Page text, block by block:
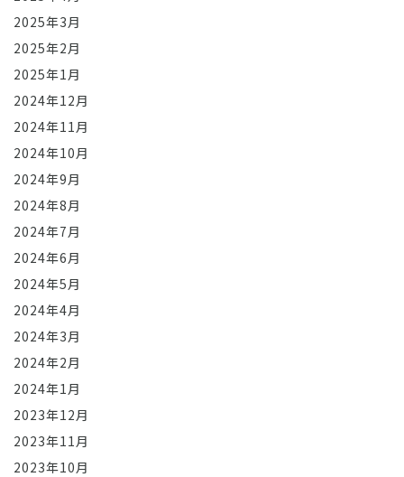
2025年3月
2025年2月
2025年1月
2024年12月
2024年11月
2024年10月
2024年9月
2024年8月
2024年7月
2024年6月
2024年5月
2024年4月
2024年3月
2024年2月
2024年1月
2023年12月
2023年11月
2023年10月